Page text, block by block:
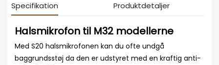
Specifikation Produktdetaljer
Halsmikrofon til M32 modellerne
Med S20 halsmikrofonen kan du ofte undgå
baggrundsstøj da den er udstyret med en kraftig anti-